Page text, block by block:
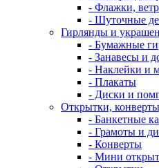
- Флажки,
- Шуточные
Гирлянды и
- Бумажные
- Занавесы и
- Наклейки и
- Плакаты
- Диски и
Открытки,
- Банкетные
- Грамоты и
- Конверты
- Мини